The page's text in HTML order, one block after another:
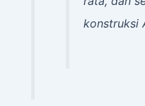
konstruksi